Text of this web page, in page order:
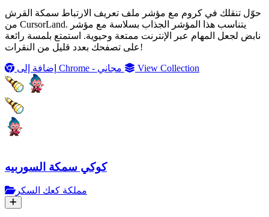
حوّل تنقلك في كروم مع مؤشر ملف تعريف الارتباط سمكة القرش
من CursorLand. يتناسب هذا المؤشر الجذاب بسلاسة مع مؤشر
نابض لجعل المهام عبر الإنترنت ممتعة وحيوية. استمتع بلمسة رائعة
على تصفحك بعدد قليل من النقرات!
View Collection
كوكي سمكة السوربيه
مملكة كعك السكر